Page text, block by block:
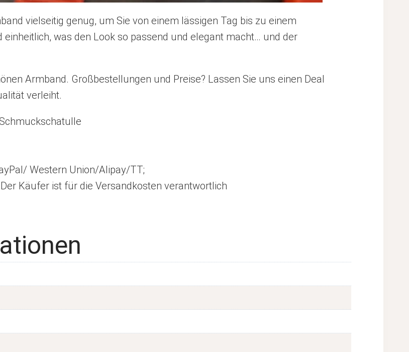
vielseitig genug, um Sie von einem lässigen Tag bis zu einem
was den Look so passend und elegant macht… und der
Armband. Großbestellungen und Preise? Lassen Sie uns einen Deal
verleiht.
Western Union/Alipay/TT;
Käufer ist für die Versandkosten verantwortlich